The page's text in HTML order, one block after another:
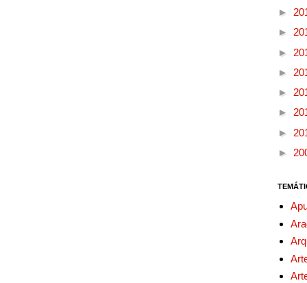
►
►
►
►
►
►
►
►